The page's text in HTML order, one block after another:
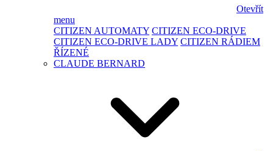
Otevřít
menu
CITIZEN AUTOMATY CITIZEN ECO-DRIVE
CITIZEN ECO-DRIVE LADY CITIZEN RÁDIEM
ŘÍZENÉ
CLAUDE BERNARD